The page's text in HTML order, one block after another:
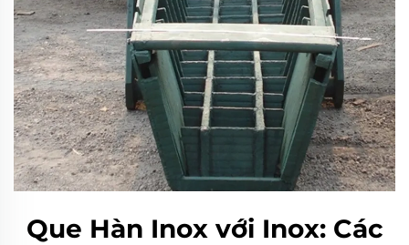
Que Hàn Inox với Inox: Các